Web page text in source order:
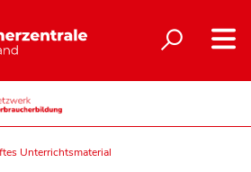
Unterrichtsmaterial